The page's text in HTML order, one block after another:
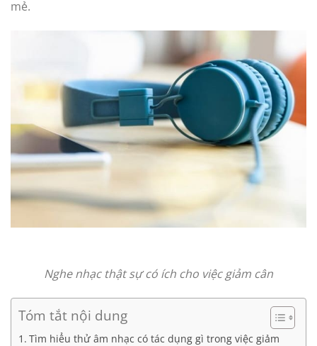
mẻ.
Nghe nhạc thật sự có ích cho việc giảm cân
Tóm tắt nội dung
Tìm hiểu thử âm nhạc có tác dụng gì trong việc giảm